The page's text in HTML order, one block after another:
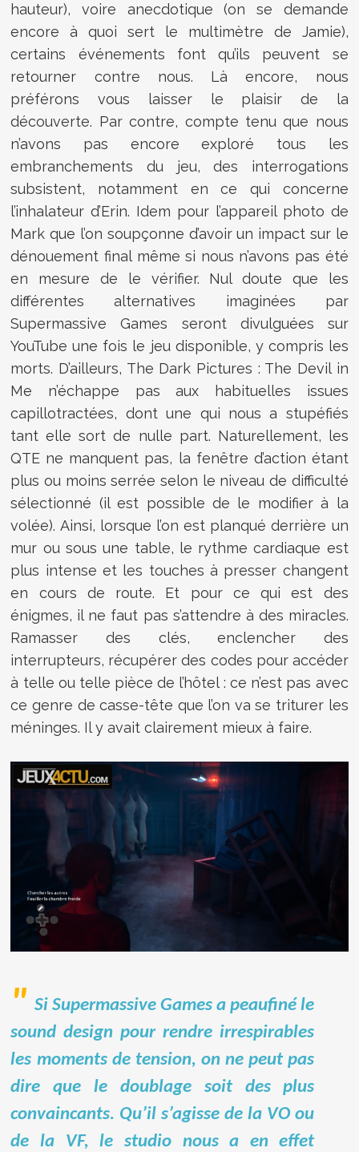
hauteur), voire anecdotique (on se demande
encore à quoi sert le multimètre de Jamie),
certains événements font qu’ils peuvent se
retourner contre nous. Là encore, nous
préférons vous laisser le plaisir de la
découverte. Par contre, compte tenu que nous
n’avons pas encore exploré tous les
embranchements du jeu, des interrogations
subsistent, notamment en ce qui concerne
l’inhalateur d’Erin. Idem pour l’appareil photo de
Mark que l’on soupçonne d’avoir un impact sur le
dénouement final même si nous n’avons pas été
en mesure de le vérifier. Nul doute que les
différentes alternatives imaginées par
Supermassive Games seront divulguées sur
YouTube une fois le jeu disponible, y compris les
morts. D’ailleurs, The Dark Pictures : The Devil in
Me n’échappe pas aux habituelles issues
capillotractées, dont une qui nous a stupéfiés
tant elle sort de nulle part. Naturellement, les
QTE ne manquent pas, la fenêtre d’action étant
plus ou moins serrée selon le niveau de difficulté
sélectionné (il est possible de le modifier à la
volée). Ainsi, lorsque l’on est planqué derrière un
mur ou sous une table, le rythme cardiaque est
plus intense et les touches à presser changent
en cours de route. Et pour ce qui est des
énigmes, il ne faut pas s’attendre à des miracles.
Ramasser des clés, enclencher des
interrupteurs, récupérer des codes pour accéder
à telle ou telle pièce de l’hôtel : ce n’est pas avec
ce genre de casse-tête que l’on va se triturer les
méninges. Il y avait clairement mieux à faire.
Si Supermassive Games a peaufiné le
sound design pour rendre irrespirables
les moments de tension, on ne peut pas
dire que le doublage soit des plus
convaincants. Qu’il s’agisse de la VO ou
de la VF, le studio nous a en effet